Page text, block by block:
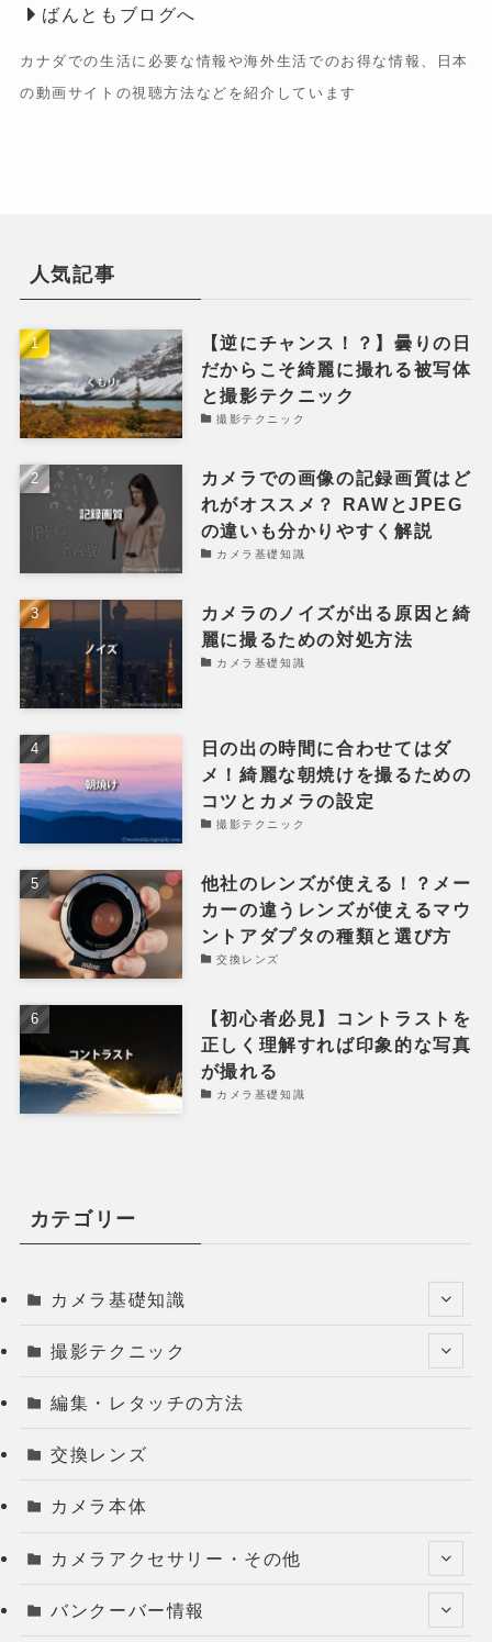
ばんともブログへ
カナダでの生活に必要な情報や海外生活でのお得な情報、日本
の動画サイトの視聴方法などを紹介しています
人気記事
【逆にチャンス！？】曇りの日
だからこそ綺麗に撮れる被写体
と撮影テクニック
撮影テクニック
カメラでの画像の記録画質はど
れがオススメ？ RAWとJPEG
の違いも分かりやすく解説
カメラ基礎知識
カメラのノイズが出る原因と綺
麗に撮るための対処方法
カメラ基礎知識
日の出の時間に合わせてはダ
メ！綺麗な朝焼けを撮るための
コツとカメラの設定
撮影テクニック
他社のレンズが使える！？メー
カーの違うレンズが使えるマウ
ントアダプタの種類と選び方
交換レンズ
【初心者必見】コントラストを
正しく理解すれば印象的な写真
が撮れる
カメラ基礎知識
カテゴリー
カメラ基礎知識
撮影テクニック
編集・レタッチの方法
交換レンズ
カメラ本体
カメラアクセサリー・その他
バンクーバー情報